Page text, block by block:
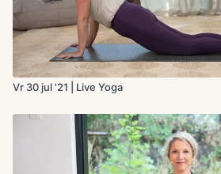
Vr 30 jul '21 | Live Yoga